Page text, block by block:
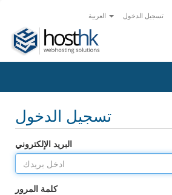
تسجيل الدخول
تسجيل الدخول
البريد الإلكتروني
كلمة المرور